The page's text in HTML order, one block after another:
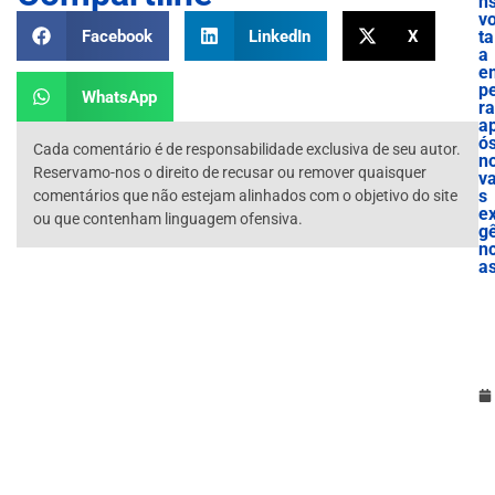
Facebook LinkedIn X
WhatsApp
Cada comentário é de responsabilidade exclusiva de seu autor.
Reservamo-nos o direito de recusar ou remover quaisquer
comentários que não estejam alinhados com o objetivo do site
ou que contenham linguagem ofensiva.
ta
a
s